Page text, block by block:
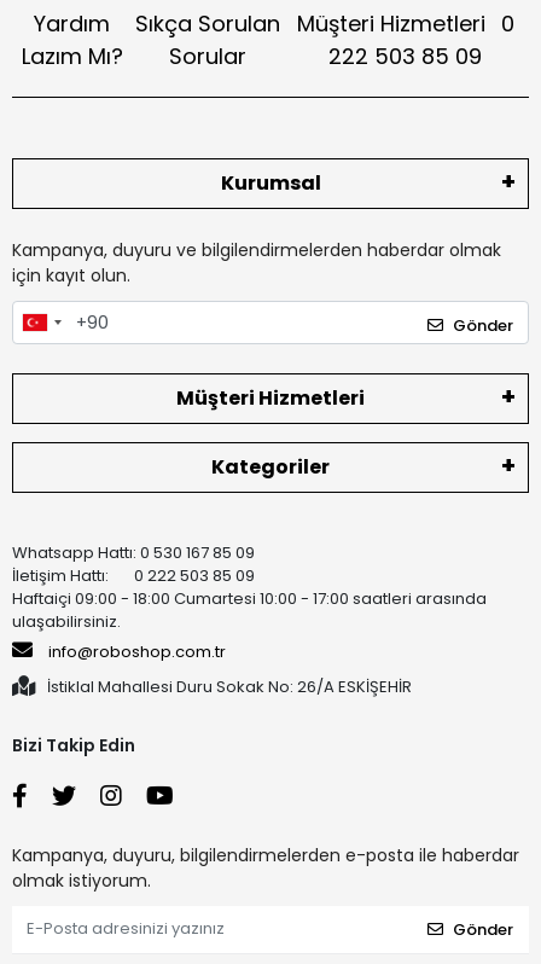
Yardım
Lazım Mı?
Sıkça Sorulan
Sorular
Müşteri Hizmetleri 0
222 503 85 09
Kurumsal
Kampanya, duyuru ve bilgilendirmelerden haberdar olmak
için kayıt olun.
Gönder
Müşteri Hizmetleri
Kategoriler
Whatsapp Hattı: 0 530 167 85 09
İletişim Hattı: 0 222 503 85 09
Haftaiçi 09:00 - 18:00 Cumartesi 10:00 - 17:00 saatleri arasında
ulaşabilirsiniz.
info@roboshop.com.tr
İstiklal Mahallesi Duru Sokak No: 26/A ESKİŞEHİR
Bizi Takip Edin
Kampanya, duyuru, bilgilendirmelerden e-posta ile haberdar
olmak istiyorum.
Gönder